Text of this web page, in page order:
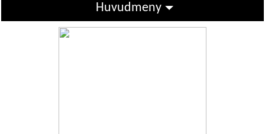
Huvudmeny